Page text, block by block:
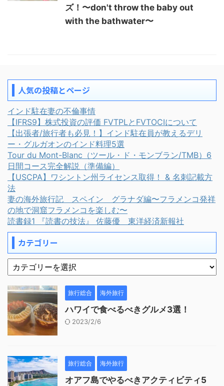
ズ！〜don't throw the baby out
with the bathwater〜
人気の投稿とページ
インド駐在妻の不倫事情
【IFRS9】株式投資の評価 FVTPLとFVTOCIについて
【出張者/旅行者も必見！】インド駐在員が教えるデリ
ー・グルガオンのインド料理5選
Tour du Mont-Blanc（ツール・ド・モンブラン/TMB）6
日間コース完全解説（準備編）
【USCPA】ワシントン州ライセンス取得！ & 名刺記載方
法
妻の海外旅行記 スペイン グラナダ編〜フラメンコ発祥
の地で洞窟フラメンコを楽しむ〜
読書録1 『読書の技法』 佐藤優 東洋経済新報社
カテゴリー
旅行総合 海外旅行
ハワイで食べるべきグルメ3選！
2023/2/6
旅行総合 海外旅行
オアフ島でやるべきアクティビティ5